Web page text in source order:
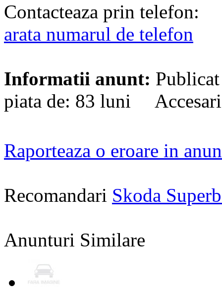
Contacteaza prin telefon:
arata numarul de telefon
Informatii anunt:
piata de: 83 luni
Raporteaza o eroare in
Recomandari Skoda
Anunturi Similare